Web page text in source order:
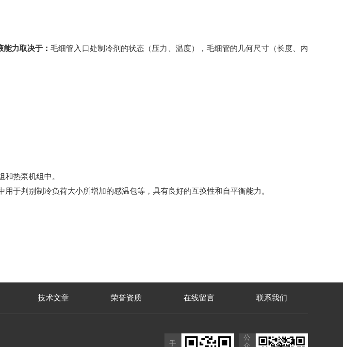
能力取决于：毛细管入口处制冷剂的状态（压力、温度），毛细管的几何尺寸（长度、内
热泵机组中。
于判别制冷负荷大小所增加的感温包等，具有良好的互换性和自平衡能力。
技术文章 荣誉资质 在线留言 联系我们
手
公